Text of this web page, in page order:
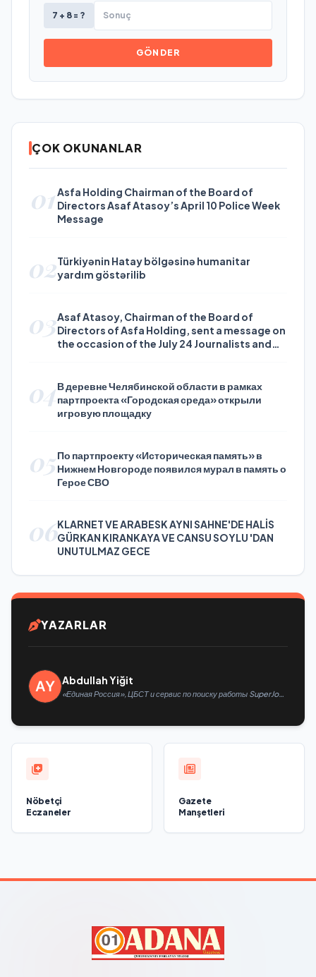
7 + 8 = ?
GÖNDER
ÇOK OKUNANLAR
01Asfa Holding Chairman of the Board of
Directors Asaf Atasoy’s April 10 Police Week
Message
02Türkiyənin Hatay bölgəsinə humanitar
yardım göstərilib
03Asaf Atasoy, Chairman of the Board of
Directors of Asfa Holding, sent a message on
the occasion of the July 24 Journalists and
04В деревне Челябинской области в рамках
партпроекта «Городская среда» открыли
игровую площадку
05По партпроекту «Историческая память» в
Нижнем Новгороде появился мурал в память о
Герое СВО
06KLARNET VE ARABESK AYNI SAHNE'DE HALİS
GÜRKAN KIRANKAYA VE CANSU SOYLU 'DAN
UNUTULMAZ GECE
YAZARLAR
Abdullah Yiğit
«Единая Россия», ЦБСТ и сервис по поиску работы SuperJob
Nöbetçi
Eczaneler
Gazete
Manşetleri